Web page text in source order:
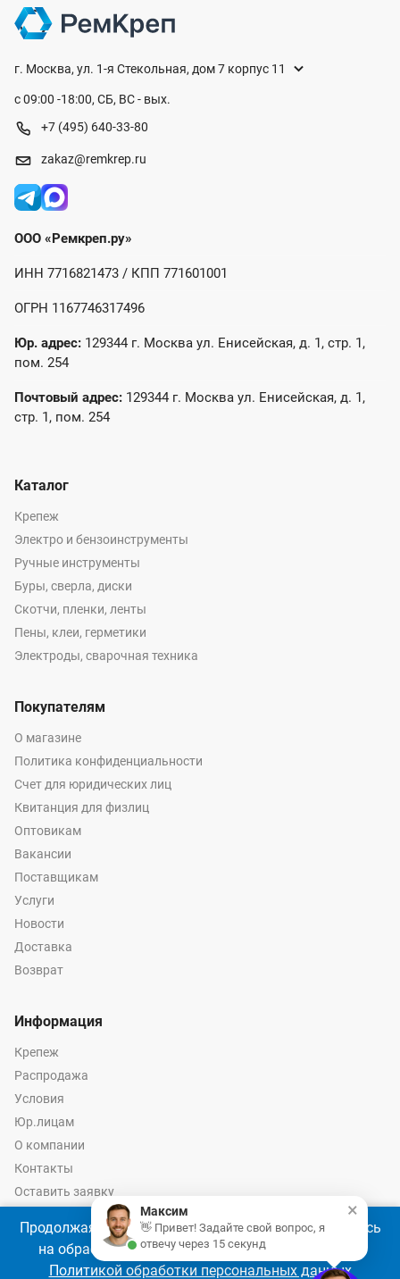
г. Москва, ул. 1-я Стекольная, дом 7 корпус 11
с 09:00 -18:00, СБ, ВС - вых.
+7 (495) 640-33-80
zakaz@remkrep.ru
ООО «Ремкреп.ру»
ИНН 7716821473 / КПП 771601001
ОГРН 1167746317496
Юр. адрес: 129344 г. Москва ул. Енисейская, д. 1, стр. 1,
пом. 254
Почтовый адрес: 129344 г. Москва ул. Енисейская, д. 1,
стр. 1, пом. 254
Каталог
Крепеж
Электро и бензоинструменты
Ручные инструменты
Буры, сверла, диски
Скотчи, пленки, ленты
Пены, клеи, герметики
Электроды, сварочная техника
Покупателям
О магазине
Политика конфиденциальности
Счет для юридических лиц
Квитанция для физлиц
Оптовикам
Вакансии
Поставщикам
Услуги
Новости
Доставка
Возврат
Информация
Крепеж
Распродажа
Условия
Юр.лицам
О компании
Контакты
Оставить заявку
Калькулятор крепежа
Продолжая использовать наш сайт, Вы соглашаетесь
на обработку файлов cookie 🍪 в соответствии с
Политикой обработки персональных данных
×
Максим
👋 Привет! Задайте свой вопрос, я
отвечу через 15 секунд